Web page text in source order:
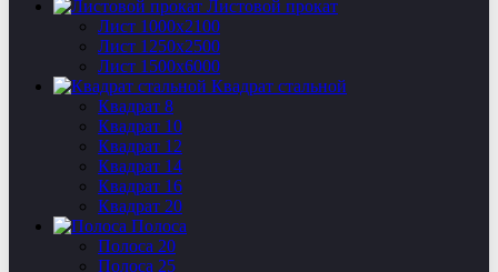
Листовой прокат
Лист 1000х2100
Лист 1250х2500
Лист 1500х6000
Квадрат стальной
Квадрат 8
Квадрат 10
Квадрат 12
Квадрат 14
Квадрат 16
Квадрат 20
Полоса
Полоса 20
Полоса 25